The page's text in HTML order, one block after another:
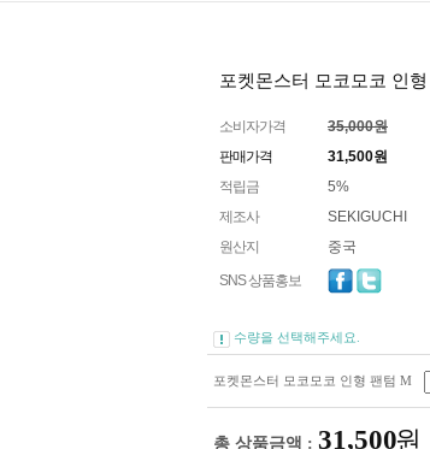
포켓몬스터 모코모코 인
소비자가격
35,000원
판매가격
31,500원
적립금
5%
제조사
SEKIGUCHI
원산지
중국
SNS 상품홍보
수량을 선택해주세요.
포켓몬스터 모코모코 인형 팬텀 M
총 상품금액 : 31,500원